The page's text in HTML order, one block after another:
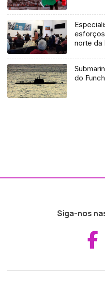
norte da
do
Siga-nos